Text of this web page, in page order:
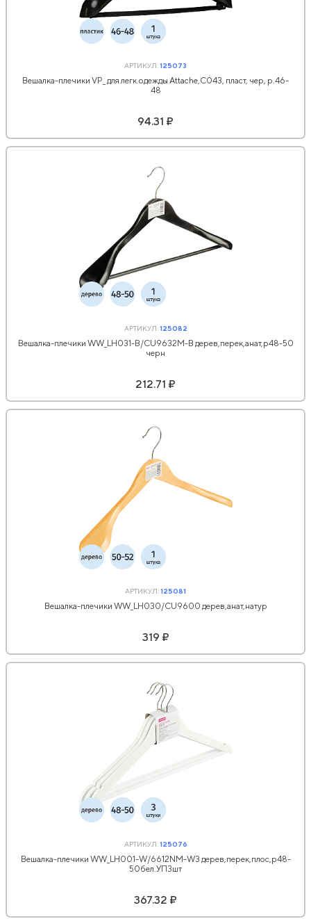
АРТИКУЛ:125073
Вешалка-плечики VP_ для легк.одежды Attache,С043, пласт, чер, р.46-
48
94.31 ₽
АРТИКУЛ:125082
Вешалка-плечики WW_LH031-B/CU9632М-B дерев,перек,анат,р48-50
черн
212.71 ₽
АРТИКУЛ:125081
Вешалка-плечики WW_LH030/CU9600 дерев,анат,натур
319 ₽
АРТИКУЛ:125076
Вешалка-плечики WW_LH001-W/6612NM-W3 дерев,перек,плос,р48-
50бел.УП3шт
367.32 ₽